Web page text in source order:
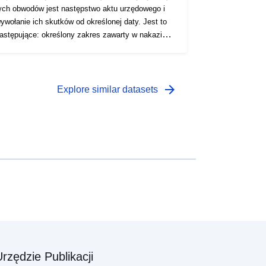
obwodów jest następstwo aktu urzędowego i
ich skutków od określonej daty. Jest to
określony zakres zawarty w nakazie
zatwierdzony obwód jest służebnością użytkową
Explore similar datasets arrow_forward
Publikacji